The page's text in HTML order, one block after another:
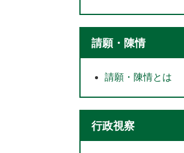
請願・陳情
請願・陳情とは
行政視察